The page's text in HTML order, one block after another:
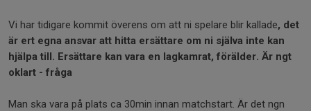
Vi har tidigare kommit överens om att ni spelare blir kallade, det
är ert egna ansvar att hitta ersättare om ni själva inte kan
hjälpa till. Ersättare kan vara en lagkamrat, förälder. Är ngt
oklart - fråga
Man ska vara på plats ca 30min innan matchstart. Är det ngn